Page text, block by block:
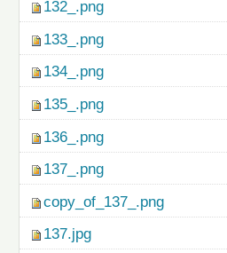
132_.png
133_.png
134_.png
135_.png
136_.png
137_.png
copy_of_137_.png
137.jpg